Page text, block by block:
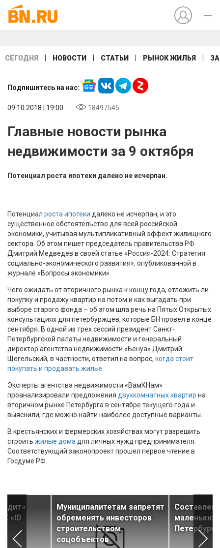
СЕГОДНЯ НОВОСТИ СТАТЬИ РЫНОК ЖИЛЬЯ
Подпишитесь на нас:
09.10.2018 | 19:00 18497545
Главные новости рынка
недвижимости за 9 октября
Потенциал роста ипотеки далеко не исчерпан.
Потенциал роста ипотеки далеко не исчерпан, и это
существенное обстоятельство для всей российской
экономики, учитывая мультипликативный эффект жилищного
сектора. Об этом пишет председатель правительства РФ
Дмитрий Медведев в своей статье «Россия-2024: Стратегия
социально-экономического развития», опубликованной в
журнале «Вопросы экономики».
Чего ожидать от вторичного рынка к концу года, отложить ли
покупку и продажу квартир на потом и как выгадать при
выборе старого фонда – об этом шла речь на Пятых Открытых
консультациях для петербуржцев, которые БН провел в конце
сентября. В одной из трех сессий президент Санкт-
Петербургской палаты недвижимости и генеральный
директор агентства недвижимости «Бенуа» Дмитрий
Щегельский, в частности, ответил на вопрос, когда стоит
покупать и продавать жилье
Эксперты агентства недвижимости «ВамКНам»
проанализировали предложения двухкомнатных квартир на
вторичном рынке Петербурга в сентябре текущего года и
выяснили, где можно найти наиболее доступные варианты.
В крестьянских и фермерских хозяйствах могут разрешить
строить жилые дома для личных нужд предпринимателя.
Соответствующий законопроект прошел первое чтение в
Госдуме РФ.
«ID
Муниципалитетам запретят
обременять инвесторов
строительством
соцобъектов
Составлен
маленьких
Петербурга